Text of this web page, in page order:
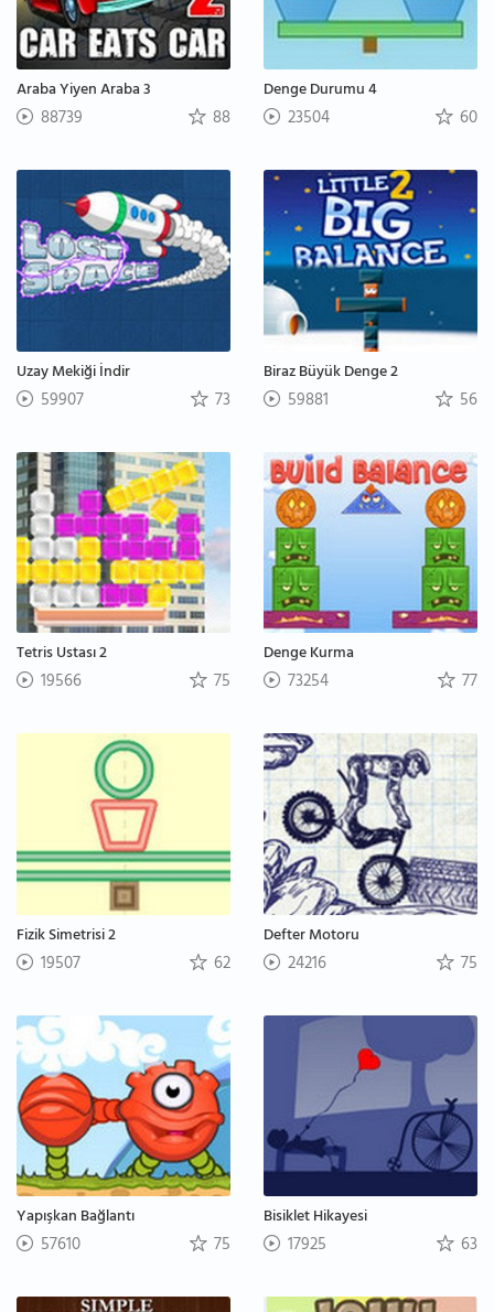
Araba Yiyen Araba 3
88739 88
Denge Durumu 4
23504 60
Uzay Mekiği İndir
59907 73
Biraz Büyük Denge 2
59881 56
Tetris Ustası 2
19566 75
Denge Kurma
73254 77
Fizik Simetrisi 2
19507 62
Defter Motoru
24216 75
Yapışkan Bağlantı
57610 75
Bisiklet Hikayesi
17925 63